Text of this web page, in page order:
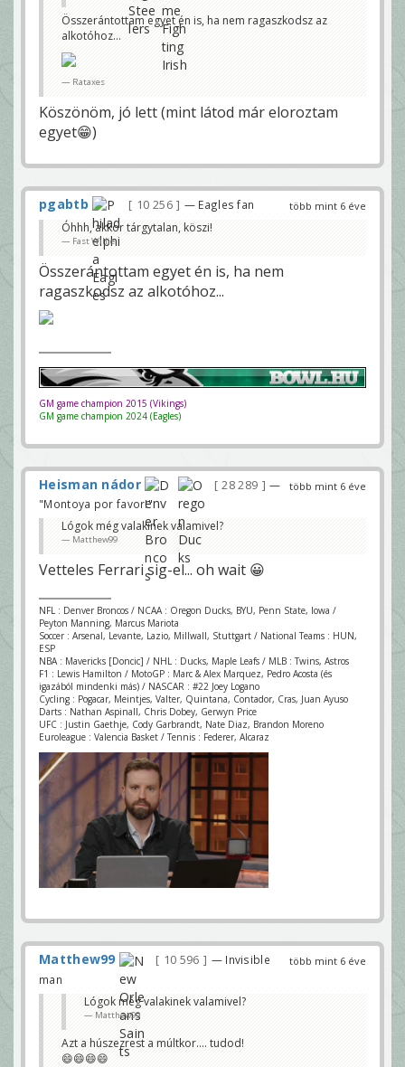
Összerántottam egyet én is, ha nem ragaszkodsz az
alkotóhoz...
Rataxes
Köszönöm, jó lett (mint látod már eloroztam
egyet😁)
több mint 6 éve
pgabtb 10 256 — Eagles fan
Óhhh, akkor tárgytalan, köszi!
Fast Willie
Összerántottam egyet én is, ha nem
ragaszkodsz az alkotóhoz...
GM game champion 2015 (Vikings)
GM game champion 2024 (Eagles)
több mint 6 éve
Heisman nádor 28 289
—
"Montoya por favor!"
Lógok még valakinek valamivel?
Matthew99
Vetteles Ferrari sig-el... oh wait 😀
NFL : Denver Broncos / NCAA : Oregon Ducks, BYU, Penn State, Iowa /
Peyton Manning, Marcus Mariota
Soccer : Arsenal, Levante, Lazio, Millwall, Stuttgart / National Teams : HUN,
ESP
NBA : Mavericks [Doncic] / NHL : Ducks, Maple Leafs / MLB : Twins, Astros
F1 : Lewis Hamilton / MotoGP : Marc & Alex Marquez, Pedro Acosta (és
igazából mindenki más) / NASCAR : #22 Joey Logano
Cycling : Pogacar, Meintjes, Valter, Quintana, Contador, Cras, Juan Ayuso
Darts : Nathan Aspinall, Chris Dobey, Gerwyn Price
UFC : Justin Gaethje, Cody Garbrandt, Nate Diaz, Brandon Moreno
Euroleague : Valencia Basket / Tennis : Federer, Alcaraz
több mint 6 éve
Matthew99 10 596
— Invisible
man
Lógok még valakinek valamivel?
Matthew99
Azt a húszezrest a múltkor.... tudod!
😄😄😄😄